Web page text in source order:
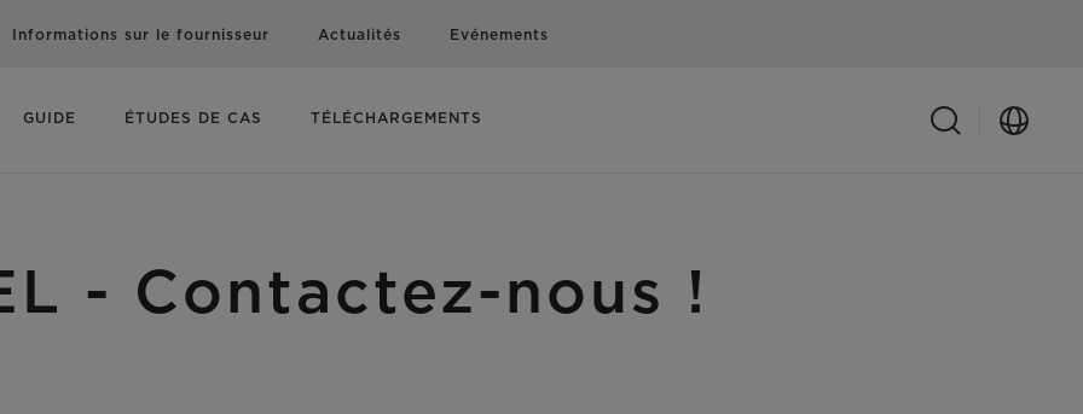
Informations sur le fournisseur Actualités Evénements
GUIDE ÉTUDES DE CAS TÉLÉCHARGEMENTS
- Contactez-nous !